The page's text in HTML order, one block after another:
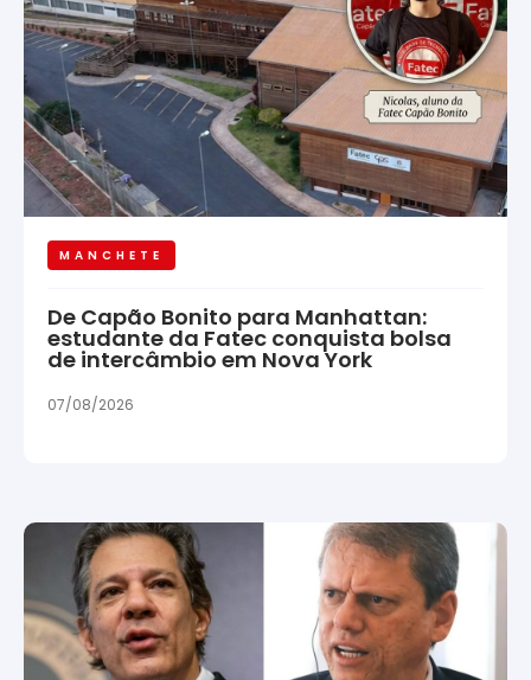
MANCHETE
De Capão Bonito para Manhattan:
estudante da Fatec conquista bolsa
de intercâmbio em Nova York
07/08/2026